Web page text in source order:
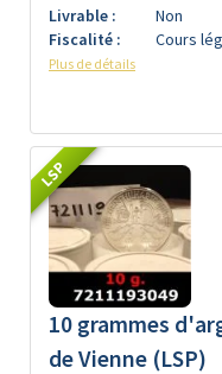
Livrable :
Non
Fiscalité :
Cours
Plus de détails
LSP
10 grammes
de Vienne (LSP)